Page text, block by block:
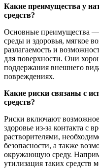
Какие преимущества у
средств?
Основные преимущества —
среды и здоровья, мягкое
разлагаемость и
для поверхности. Они
поддержания внешнего
повреждениях.
Какие риски связаны с
средств?
Риски включают возможное
здоровье из-за контакта с
растворителями,
безопасности, а также
окружающую среду.
утилизация таких средств